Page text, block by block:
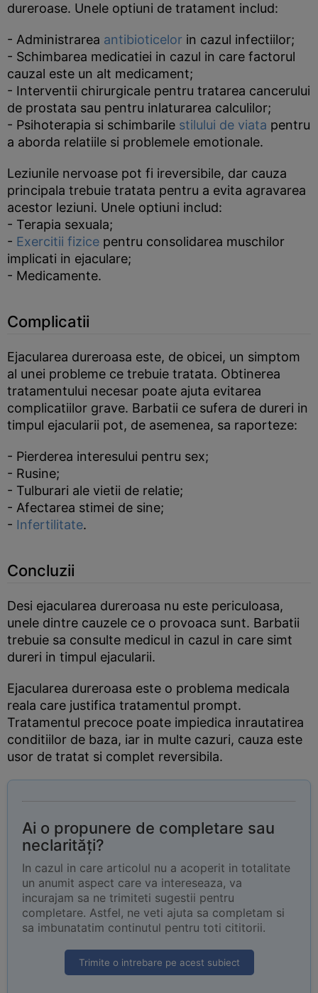
dureroase. Unele optiuni de tratament includ:
- Administrarea antibioticelor in cazul infectiilor;
- Schimbarea medicatiei in cazul in care factorul
cauzal este un alt medicament;
- Interventii chirurgicale pentru tratarea cancerului
de prostata sau pentru inlaturarea calculilor;
- Psihoterapia si schimbarile stilului de viata pentru
a aborda relatiile si problemele emotionale.
Leziunile nervoase pot fi ireversibile, dar cauza
principala trebuie tratata pentru a evita agravarea
acestor leziuni. Unele optiuni includ:
- Terapia sexuala;
- Exercitii fizice pentru consolidarea muschilor
implicati in ejaculare;
- Medicamente.
Complicatii
Ejacularea dureroasa este, de obicei, un simptom
al unei probleme ce trebuie tratata. Obtinerea
tratamentului necesar poate ajuta evitarea
complicatiilor grave. Barbatii ce sufera de dureri in
timpul ejacularii pot, de asemenea, sa raporteze:
- Pierderea interesului pentru sex;
- Rusine;
- Tulburari ale vietii de relatie;
- Afectarea stimei de sine;
- Infertilitate.
Concluzii
Desi ejacularea dureroasa nu este periculoasa,
unele dintre cauzele ce o provoaca sunt. Barbatii
trebuie sa consulte medicul in cazul in care simt
dureri in timpul ejacularii.
Ejacularea dureroasa este o problema medicala
reala care justifica tratamentul prompt.
Tratamentul precoce poate impiedica inrautatirea
conditiilor de baza, iar in multe cazuri, cauza este
usor de tratat si complet reversibila.
Ai o propunere de completare sau
neclarități?
In cazul in care articolul nu a acoperit in totalitate
un anumit aspect care va intereseaza, va
incurajam sa ne trimiteti sugestii pentru
completare. Astfel, ne veti ajuta sa completam si
sa imbunatatim continutul pentru toti cititorii.
Trimite o intrebare pe acest subiect